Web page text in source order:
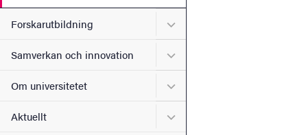
Forskarutbildning Undermeny för
Samverkan och innovation Undermeny för
Om universitetet Undermeny för Om
Aktuellt Undermeny för Aktuellt